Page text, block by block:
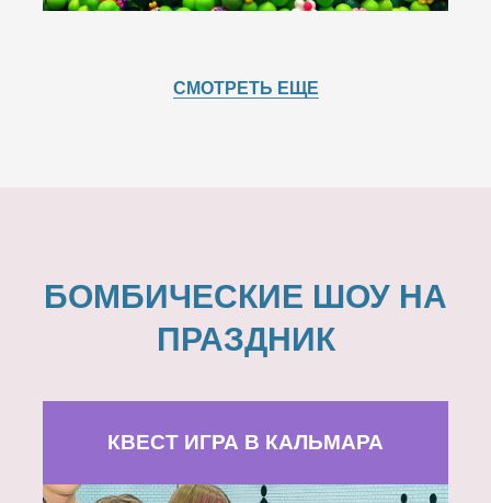
СМОТРЕТЬ ЕЩЕ
БОМБИЧЕСКИЕ ШОУ НА
ПРАЗДНИК
КВЕСТ ИГРА В КАЛЬМАРА